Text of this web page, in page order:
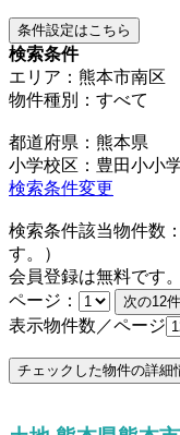
条件設定はこちら
検索条件
エリア：熊本市南区
物件種別：すべて
都道府県：熊本県
小学校区：豊田小小
検索条件変更
検索条件該当物件数：
す。）
会員登録は無料です
ページ：
表示物件数／ページ